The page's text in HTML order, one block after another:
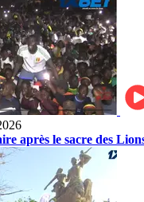
après le sacre des